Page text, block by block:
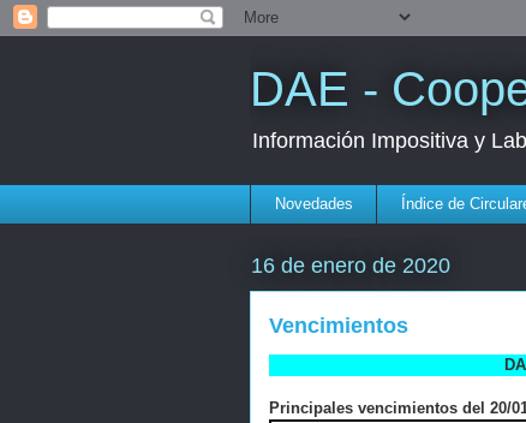
DAE -
Información Impositiva y
Novedades Índice de
16 de enero de 2020
Vencimientos
Principales vencimientos del 20/